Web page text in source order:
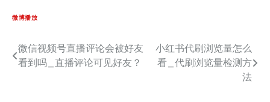
微博播放
文
章
微信视频号直播评论会被好友
看到吗_直播评论可见好友？
小红书代刷浏览量怎么
看_代刷浏览量检测方
法